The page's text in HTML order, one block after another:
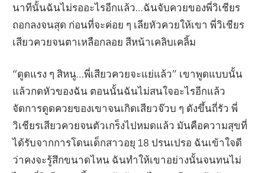
นาทีนั้นฉันไม่รออะไรอีกแล้ว…ฉันจับควยของพี่วิเชียร
ถอกลงจนสุด ก่อนที่จะค่อย ๆ เลียหัวควยให้เขา พี่วิเชียร
เสียวควยจนตาเหลือกลอย สีหน้าเคลิบเคลิ้ม
“ดูดแรง ๆ สิหนู…พี่เสียวควยจะแย่แล้ว” เขาพูดแบบนั้น
แล้วกดหัวของฉัน ตอนนั้นฉันไม่สนใจอะไรอีกแล้ว
จัดการดูดควยของเขาจนเกิดเสียวจ๊วบ ๆ ดังขึ้นถี่รัว พี่
วิเชียรเสียวควยจนตัวเกร็งไปหมดแล้ว มันคือความสุขที่
ได้รับจากการโดนเด็กสาวอยุ 18 ปรนเปรอ ฉันเข้าใจดี
ว่าคงจะรู้สึกขนาดไหน ฉันทำให้เขาอย่างนั้นจนทนไม่